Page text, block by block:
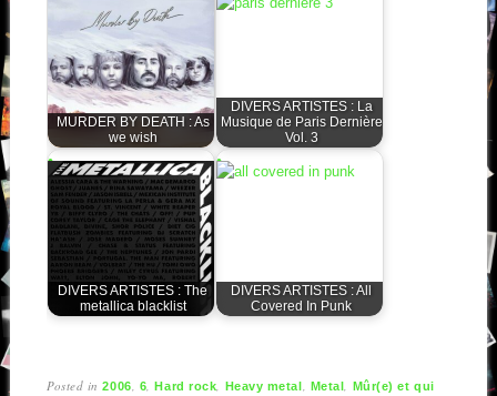
MURDER BY DEATH : As
we wish
DIVERS ARTISTES : La
Musique de Paris Dernière
Vol. 3
DIVERS ARTISTES : The
metallica blacklist
DIVERS ARTISTES : All
Covered In Punk
Posted in2006, 6,Hard rock, Heavy metal , Metal ,
Mûr(e) et qui